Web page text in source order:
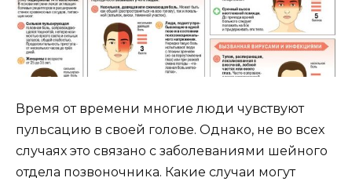
Время от времени многие люди чувствуют
пульсацию в своей голове. Однако, не во всех
случаях это связано с заболеваниями шейного
отдела позвоночника. Какие случаи могут